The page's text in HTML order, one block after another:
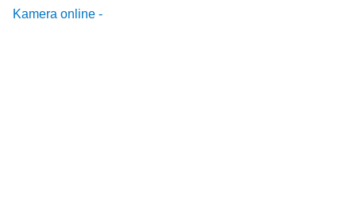
Kamera online -